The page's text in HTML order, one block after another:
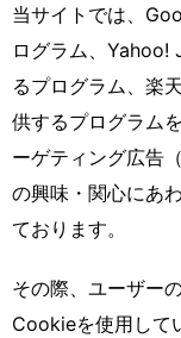
当サイトでは、
ログラム、Yahoo!
るプログラム、楽
供するプログラム
ーゲティング広告
の興味・関心にあ
ております。
その際、ユーザー
Cookieを使用して